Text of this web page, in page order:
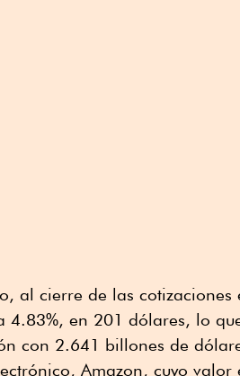
al cierre de las cotizaciones
4.83%, en 201 dólares, lo
con 2.641 billones de
Amazon, cuyo